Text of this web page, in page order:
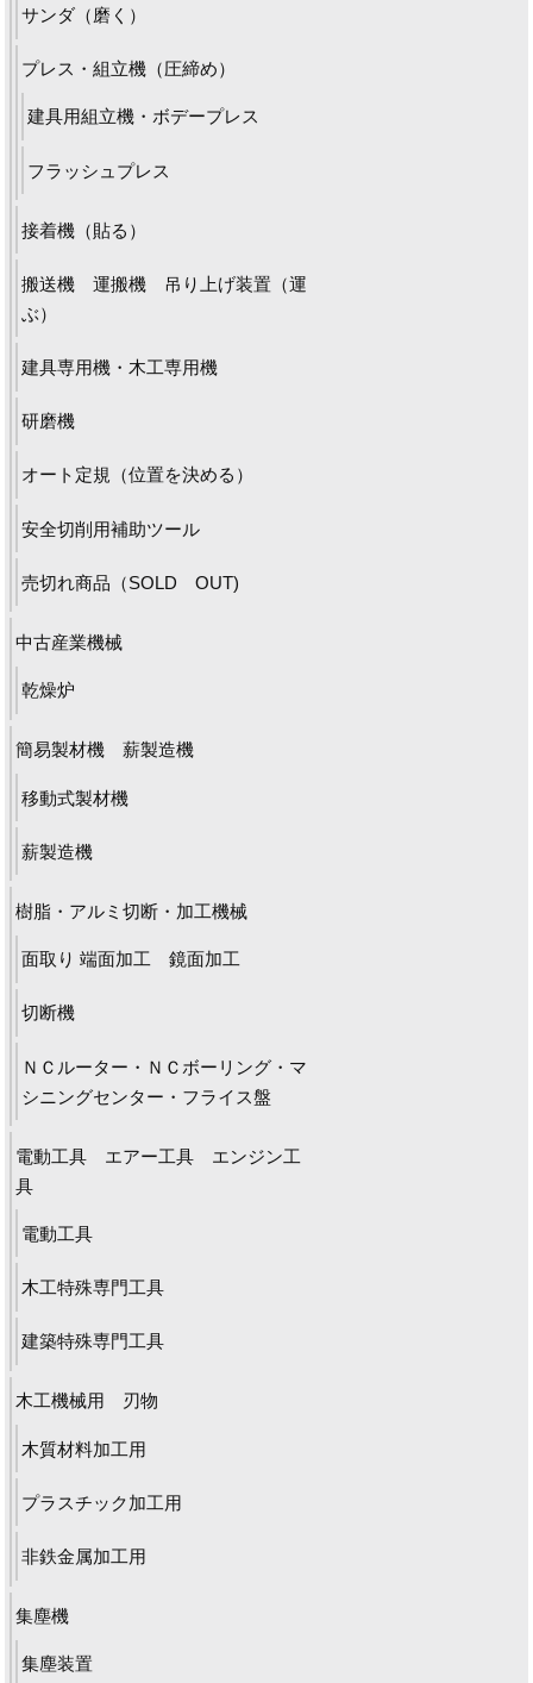
サンダ（磨く）
プレス・組立機（圧締め）
建具用組立機・ボデープレス
フラッシュプレス
接着機（貼る）
搬送機 運搬機 吊り上げ装置（運
ぶ）
建具専用機・木工専用機
研磨機
オート定規（位置を決める）
安全切削用補助ツール
売切れ商品（SOLD OUT)
中古産業機械
乾燥炉
簡易製材機 薪製造機
移動式製材機
薪製造機
樹脂・アルミ切断・加工機械
面取り 端面加工 鏡面加工
切断機
ＮＣルーター・ＮＣボーリング・マ
シニングセンター・フライス盤
電動工具 エアー工具 エンジン工
具
電動工具
木工特殊専門工具
建築特殊専門工具
木工機械用 刃物
木質材料加工用
プラスチック加工用
非鉄金属加工用
集塵機
集塵装置